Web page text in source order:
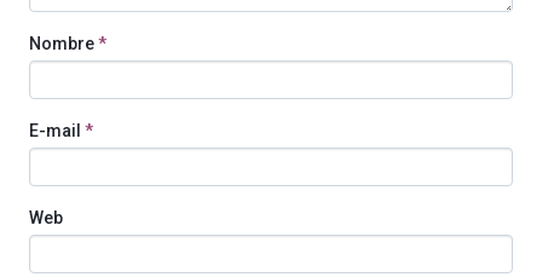
Nombre*
E-mail *
Web